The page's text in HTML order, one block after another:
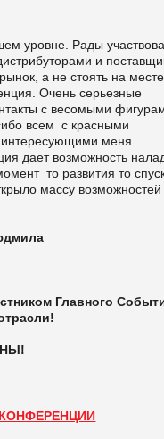
уровне. Рады
и
а не стоять на
Очень серьезные
с весомыми
всем с красными
интересующими меня
дает возможность
то развития то
массу возможностей
Главного